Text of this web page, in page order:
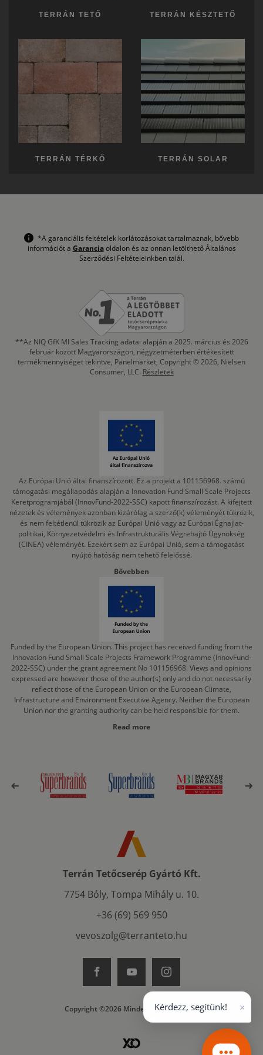
TERRÁN TETŐ TERRÁN KÉSZTETŐ
TERRÁN TÉRKŐ TERRÁN SOLAR
*A garanciális feltételek korlátozásokat tartalmaznak, bővebb
információt a Garanciaoldalon és az onnan letölthető Általános
Szerződési Feltételeinkben talál.
**Az NIQ GfK MI Sales Tracking adatai alapján a 2025. március és 2026
február között Magyarországon, négyzetméterben értékesített
termékmennyiséget tekintve, Panelmarket, Copyright © 2026, Nielsen
Consumer, LLC. Részletek
Az Európai Unió által finanszírozott. Ez a projekt a 101156968. számú
támogatási megállapodás alapján a Innovation Fund Small Scale Projects
Keretprogramjából (InnovFund-2022-SSC) kapott finanszírozást. A kifejtett
nézetek és vélemények azonban kizárólag a szerző(k) véleményét tükrözik,
és nem feltétlenül tükrözik az Európai Unió vagy az Európai Éghajlat-
politikai, Környezetvédelmi és Infrastrukturális Végrehajtó Ügynökség
(CINEA) véleményét. Ezekért sem az Európai Unió, sem a támogatást
nyújtó hatóság nem tehető felelőssé.
Bővebben
Funded by the European Union. This project has received funding from the
Innovation Fund Small Scale Projects Framework Programme (InnovFund-
2022-SSC) under the grant agreement No 101156968. Views and opinions
expressed are however those of the author(s) only and do not necessarily
reflect those of the European Union or the European Climate,
Infrastructure and Environment Executive Agency. Neither the European
Union nor the granting authority can be held responsible for them.
Read more
Terrán Tetőcserép Gyártó Kft.
7754 Bóly, Tompa Mihály u. 10.
+36 (69) 569 950
vevoszolg@terranteto.hu
Copyright ©2026 Minden jog fenntartva
Kérdezz, segítünk! ×